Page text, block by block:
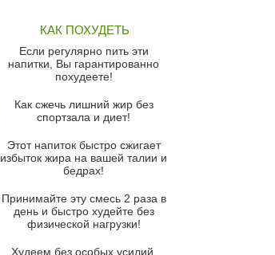
красного перца
Парижский луковый суп
Суп из спаржи и горошка с
Суп-крем из цветной капусты
Французский луковый суп
Суп из баклажанов с моцареллой
Грибной крем-суп с кростини с
козьим сыром
Суп мисо с зеленым луком и
КАК ПОХУДЕТЬ
Если регулярно пить эти
напитки, Вы гарантированно
похудеете!
Как сжечь лишний жир без
спортзала и диет!
Этот напиток быстро сжигает
избыток жира на вашей талии и
бедрах!
Принимайте эту смесь 2 раза в
день и быстро худейте без
физической нагрузки!
Худеем без особых усилий,